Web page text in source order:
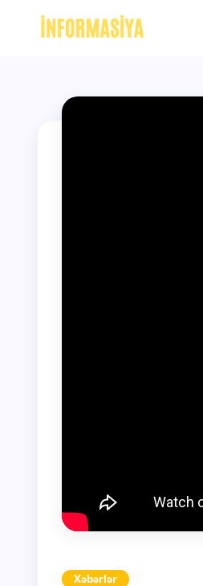
Xəbərlər